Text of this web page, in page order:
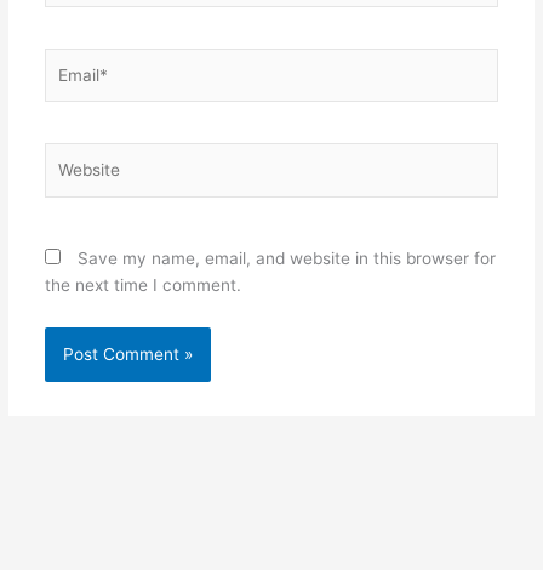
Save my name, email, and website in this browser for
the next time I comment.